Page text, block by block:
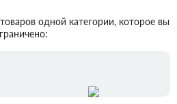
одной категории, которое вы